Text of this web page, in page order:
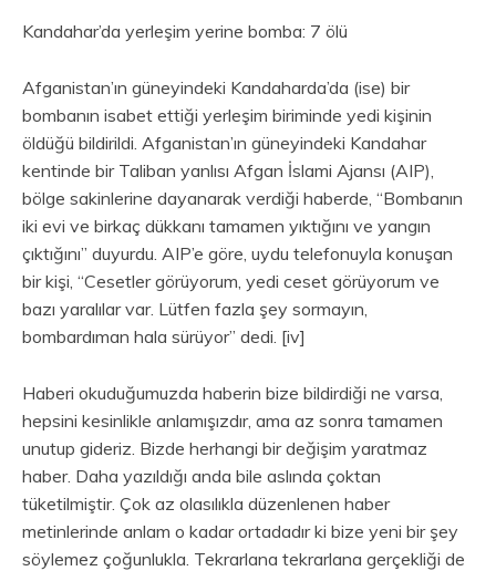
Kandahar’da yerleşim yerine bomba: 7 ölü
Afganistan’ın güneyindeki Kandaharda’da (ise) bir
bombanın isabet ettiği yerleşim biriminde yedi kişinin
öldüğü bildirildi. Afganistan’ın güneyindeki Kandahar
kentinde bir Taliban yanlısı Afgan İslami Ajansı (AIP),
bölge sakinlerine dayanarak verdiği haberde, “Bombanın
iki evi ve birkaç dükkanı tamamen yıktığını ve yangın
çıktığını” duyurdu. AIP’e göre, uydu telefonuyla konuşan
bir kişi, “Cesetler görüyorum, yedi ceset görüyorum ve
bazı yaralılar var. Lütfen fazla şey sormayın,
bombardıman hala sürüyor” dedi. [iv]
Haberi okuduğumuzda haberin bize bildirdiği ne varsa,
hepsini kesinlikle anlamışızdır, ama az sonra tamamen
unutup gideriz. Bizde herhangi bir değişim yaratmaz
haber. Daha yazıldığı anda bile aslında çoktan
tüketilmiştir. Çok az olasılıkla düzenlenen haber
metinlerinde anlam o kadar ortadadır ki bize yeni bir şey
söylemez çoğunlukla. Tekrarlana tekrarlana gerçekliği de